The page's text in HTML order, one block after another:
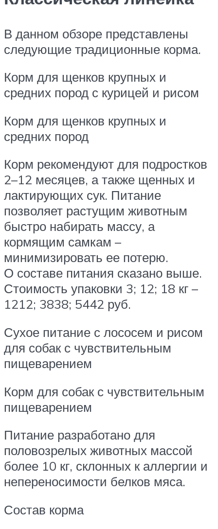
В данном обзоре представлены
следующие традиционные корма.
Корм для щенков крупных и
средних пород с курицей и рисом
Корм для щенков крупных и
средних пород
Корм рекомендуют для подростков
2–12 месяцев, а также щенных и
лактирующих сук. Питание
позволяет растущим животным
быстро набирать массу, а
кормящим самкам –
минимизировать ее потерю.
О составе питания сказано выше.
Стоимость упаковки 3; 12; 18 кг –
1212; 3838; 5442 руб.
Сухое питание с лососем и рисом
для собак с чувствительным
пищеварением
Корм для собак с чувствительным
пищеварением
Питание разработано для
половозрелых животных массой
более 10 кг, склонных к аллергии и
непереносимости белков мяса.
Состав корма